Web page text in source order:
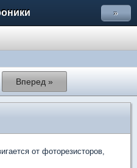
»
Вперед »
от фоторезисторов,